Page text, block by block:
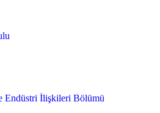
Endüstri İlişkileri Bölümü